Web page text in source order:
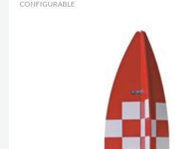
CONFIGURABLE